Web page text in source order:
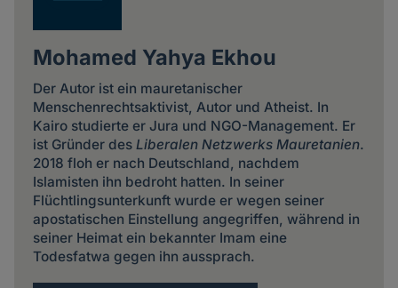
Mohamed Yahya Ekhou
Der Autor ist ein mauretanischer
Menschenrechtsaktivist, Autor und Atheist. In
Kairo studierte er Jura und NGO-Management. Er
ist Gründer des Liberalen Netzwerks Mauretanien.
2018 floh er nach Deutschland, nachdem
Islamisten ihn bedroht hatten. In seiner
Flüchtlingsunterkunft wurde er wegen seiner
apostatischen Einstellung angegriffen, während in
seiner Heimat ein bekannter Imam eine
Todesfatwa gegen ihn aussprach.